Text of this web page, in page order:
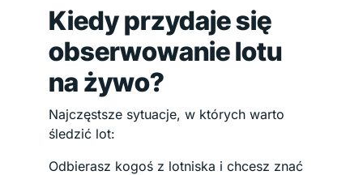
Kiedy przydaje się
obserwowanie lotu
na żywo?
Najczęstsze sytuacje, w których warto
śledzić lot:
Odbierasz kogoś z lotniska i chcesz znać